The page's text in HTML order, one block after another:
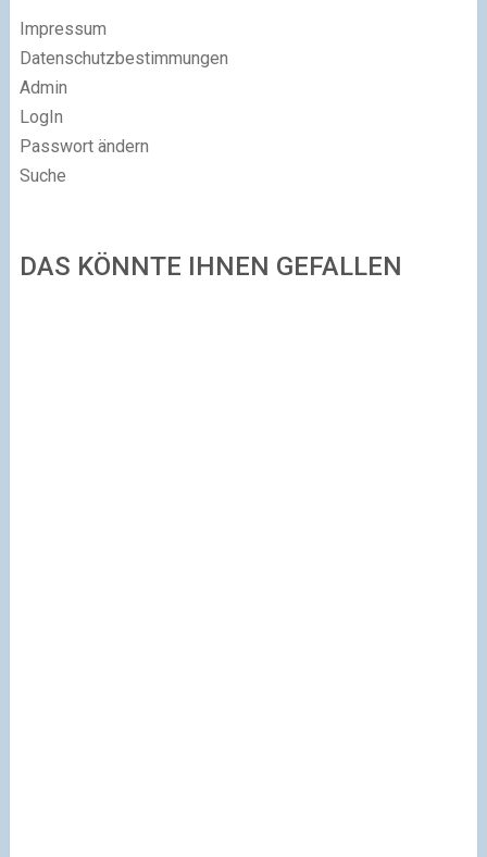
Impressum
Datenschutzbestimmungen
Admin
LogIn
Passwort ändern
Suche
DAS KÖNNTE IHNEN GEFALLEN